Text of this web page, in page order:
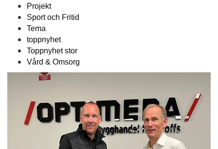
Projekt
Sport och Fritid
Tema
toppnyhet
Toppnyhet stor
Vård & Omsorg